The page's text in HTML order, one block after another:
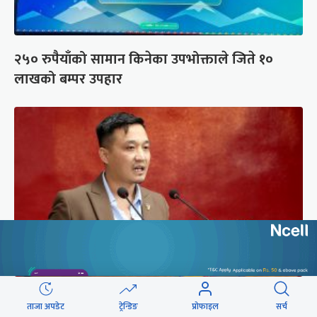
२५० रुपैयाँको सामान किनेका उपभोक्ताले जिते १०
लाखको बम्पर उपहार
संसद्को रोष्ट्रमबाटै गृहमन्त्रीले दिए प्रश्न नगर्न चेतावनी
ताजा अपडेट ट्रेन्डिङ प्रोफाइल सर्च